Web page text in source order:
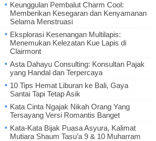
Keunggulan Pembalut Charm Cool:
Memberikan Kesegaran dan Kenyamanan
Selama Menstruasi
Eksplorasi Kesenangan Multilapis:
Menemukan Kelezatan Kue Lapis di
Clairmont
Asta Dahayu Consulting: Konsultan Pajak
yang Handal dan Terpercaya
10 Tips Hemat Liburan ke Bali, Gaya
Santai Tapi Tetap Asik
Kata Cinta Ngajak Nikah Orang Yang
Tersayang Versi Romantis Banget
Kata-Kata Bijak Puasa Asyura, Kalimat
Mutiara Shaum Tasu’a 9 & 10 Muharram